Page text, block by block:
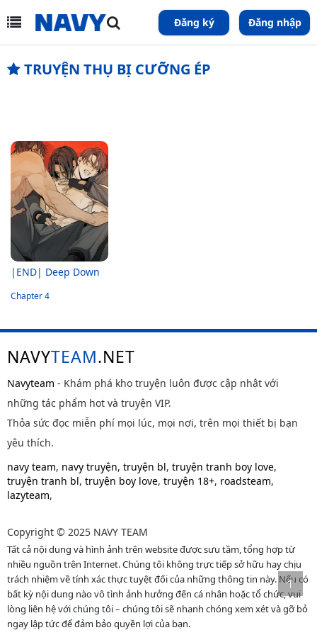
Đăng ký Đăng nhập
TRUYỆN THỤ BỊ CƯỠNG ÉP
|END| Deep Down
Chapter 4
NAVYTEAM.NET
Navyteam - Khám phá kho truyện luôn được cập nhật với
những tác phẩm hot và truyện VIP.
Thỏa sức đọc miễn phí mọi lúc, mọi nơi, trên mọi thiết bị bạn
yêu thích.
navy team, navy truyện, truyện bl, truyện tranh boy love,
truyện tranh bl, truyện boy love, truyện 18+, roadsteam,
lazyteam,
Copyright © 2025 NAVY TEAM
Tất cả nội dung và hình ảnh trên website được sưu tầm, tổng hợp từ
nhiều nguồn trên Internet. Chúng tôi không trực tiếp sở hữu hay chịu
trách nhiệm về tính xác thực tuyệt đối của những thông tin này. Nếu có
bất kỳ nội dung nào vô tình ảnh hưởng đến cá nhân hoặc tổ chức, vui
lòng liên hệ với chúng tôi – chúng tôi sẽ nhanh chóng xem xét và gỡ bỏ
ngay lập tức để đảm bảo quyền lợi của bạn.